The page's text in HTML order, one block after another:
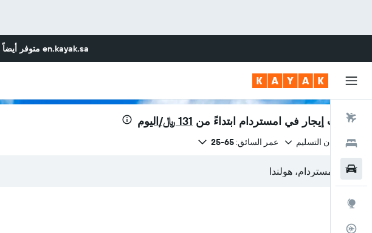
en.kayak.sa متوفر أيضاً
رحلات طيران
فنادق
سيارات
سيارات إيجار في امستردام ابتداءً من 131 ﷼/اليوم
نفس مكان التسليم عمر السائق:65-25